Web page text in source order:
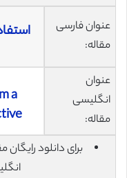
عنوان فارسی
مقاله:
عنوان
انگلیسی
مقاله:
a